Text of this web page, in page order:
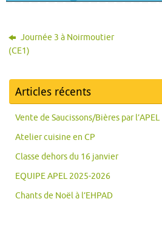
Journée 3 à Noirmoutier
(CE1)
Articles récents
Vente de Saucissons/Bières par l’APEL
Atelier cuisine en CP
Classe dehors du 16 janvier
EQUIPE APEL 2025-2026
Chants de Noël à l’EHPAD